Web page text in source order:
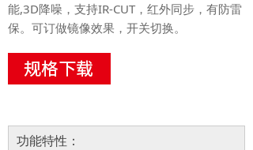
能,3D降噪，支持IR-CUT，红外同步，有防雷
保。可订做镜像效果，开关切换。
功能特性：